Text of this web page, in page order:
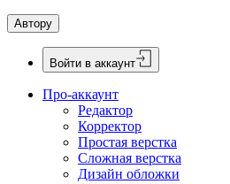
Автору
Войти в аккаунт
Про-аккаунт
Редактор
Корректор
Простая верстка
Сложная верстка
Дизайн обложки